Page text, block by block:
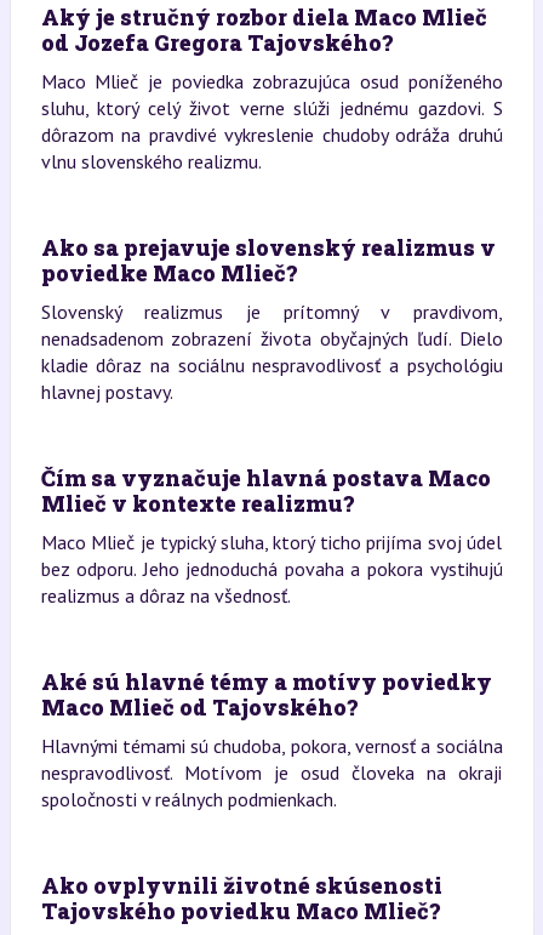
Aký je stručný rozbor diela Maco Mlieč
od Jozefa Gregora Tajovského?
Maco Mlieč je poviedka zobrazujúca osud poníženého
sluhu, ktorý celý život verne slúži jednému gazdovi. S
dôrazom na pravdivé vykreslenie chudoby odráža druhú
vlnu slovenského realizmu.
Ako sa prejavuje slovenský realizmus v
poviedke Maco Mlieč?
Slovenský realizmus je prítomný v pravdivom,
nenadsadenom zobrazení života obyčajných ľudí. Dielo
kladie dôraz na sociálnu nespravodlivosť a psychológiu
hlavnej postavy.
Čím sa vyznačuje hlavná postava Maco
Mlieč v kontexte realizmu?
Maco Mlieč je typický sluha, ktorý ticho prijíma svoj údel
bez odporu. Jeho jednoduchá povaha a pokora vystihujú
realizmus a dôraz na všednosť.
Aké sú hlavné témy a motívy poviedky
Maco Mlieč od Tajovského?
Hlavnými témami sú chudoba, pokora, vernosť a sociálna
nespravodlivosť. Motívom je osud človeka na okraji
spoločnosti v reálnych podmienkach.
Ako ovplyvnili životné skúsenosti
Tajovského poviedku Maco Mlieč?